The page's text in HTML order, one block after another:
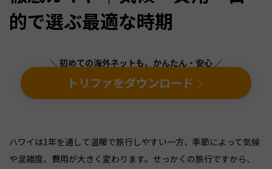
的で選ぶ最適な時期
＼ 初めての海外ネットも、かんたん・安心 ／
トリファをダウンロード
ハワイは1年を通して温暖で旅行しやすい一方、季節によって気候
や混雑度、費用が大きく変わります。せっかくの旅行ですから、